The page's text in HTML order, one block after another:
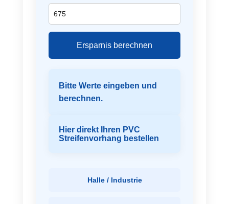
Ersparnis berechnen
Bitte Werte eingeben und
berechnen.
Hier direkt Ihren PVC
Streifenvorhang bestellen
Halle / Industrie